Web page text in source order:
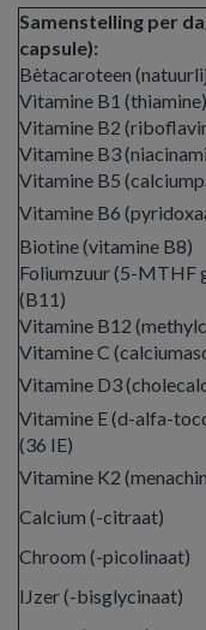
Samenstelling per
capsule):
Bètacaroteen
Vitamine B1 (thiamine)
Vitamine B2
Vitamine B3
Vitamine B5
Vitamine B6
Biotine (vitamine B8)
Foliumzuur (5-MTHF
(B11)
Vitamine B12
Vitamine C
Vitamine D3
Vitamine E (d-alfa-
(36 IE)
Vitamine K2
Calcium (-citraat)
Chroom (-picolinaat)
IJzer (-bisglycinaat)